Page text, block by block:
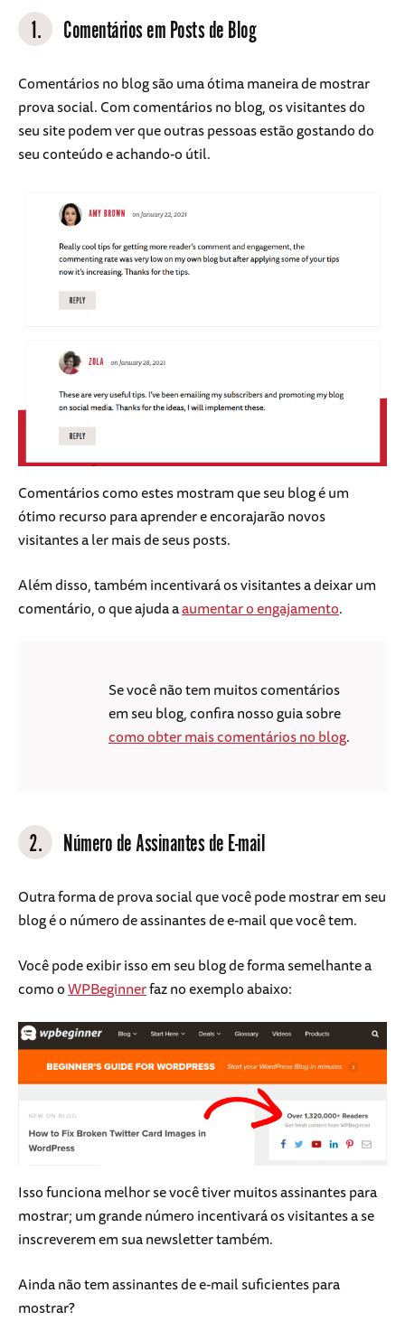
1. Comentários em Posts de Blog
Comentários no blog são uma ótima maneira de mostrar
prova social. Com comentários no blog, os visitantes do
seu site podem ver que outras pessoas estão gostando do
seu conteúdo e achando-o útil.
Comentários como estes mostram que seu blog é um
ótimo recurso para aprender e encorajarão novos
visitantes a ler mais de seus posts.
Além disso, também incentivará os visitantes a deixar um
comentário, o que ajuda aaumentar o engajamento.
Se você não tem muitos comentários
em seu blog, confira nosso guia sobre
como obter mais comentários no blog.
2. Número de Assinantes de E-mail
Outra forma de prova social que você pode mostrar em seu
blog é o número de assinantes de e-mail que você tem.
Você pode exibir isso em seu blog de forma semelhante a
como oWPBeginnerfaz no exemplo abaixo:
Isso funciona melhor se você tiver muitos assinantes para
mostrar; um grande número incentivará os visitantes a se
inscreverem em sua newsletter também.
Ainda não tem assinantes de e-mail suficientes para
mostrar?